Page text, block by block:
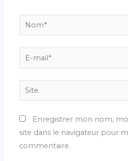
Nom*
E-
mail*
Site
Enregistrer mon nom,
site dans le navigateur pour
commentaire.